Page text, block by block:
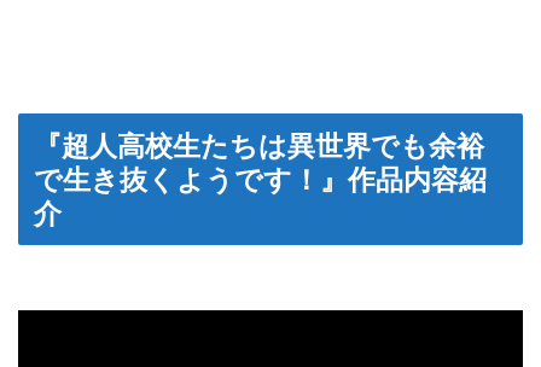
『超人高校生たちは異世界でも余裕
で生き抜くようです！』作品内容紹
介